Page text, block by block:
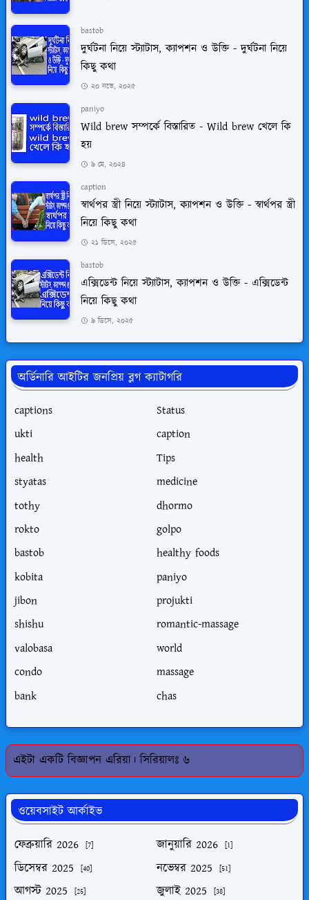
bastob
দুর্ঘটনা নিয়ে স্ট্যাটাস, ক্যাপশন ও উক্তি - দুর্ঘটনা নিয়ে
কিছু কথা
২০ নভে, ২০২৫
paniyo
Wild brew সম্পর্কে বিস্তারিত - Wild brew খেলে কি
হয়
৯ মে, ২০২৪
caption
স্বার্থপর স্ত্রী নিয়ে স্ট্যাটাস, ক্যাপশন ও উক্তি - স্বার্থপর স্ত্রী
নিয়ে কিছু কথা
২১ ডিসে, ২০২৫
bastob
এক্সিডেন্ট নিয়ে স্ট্যাটাস, ক্যাপশন ও উক্তি - এক্সিডেন্ট
নিয়ে কিছু কথা
৯ ডিসে, ২০২৫
অর্ডিনারি আইটির জনপ্রিয় ব্লগ ক্যাটাগরি
captions
Status
ukti
caption
health
Tips
styatas
medicine
tothy
dhormo
rokto
golpo
bastob
healthy foods
kobita
paniyo
jibon
projukti
shishu
romantic-massage
valobasa
world
condo
massage
bank
chas
এইটা একটি বিজ্ঞাপন এরিয়া। সিরিয়ালঃ ৬
ওয়েবসাইট আর্কাইভ
ফেব্রুয়ারি 2026
[7] জানুয়ারি 2026 [1]
ডিসেম্বর 2025 [40] নভেম্বর 2025 [51]
আগস্ট 2025 [25] জুলাই 2025 [38]